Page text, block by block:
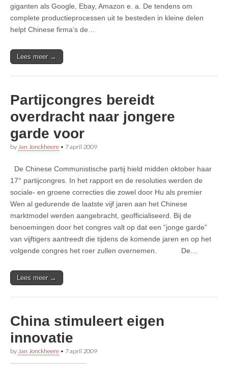
giganten als Google, Ebay, Amazon e. a. De tendens om
complete productieprocessen uit te besteden in kleine delen
helpt Chinese firma’s de…
Lees meer →
Partijcongres bereidt
overdracht naar jongere
garde voor
by Jan Jonckheere • 7 april 2009
De Chinese Communistische partij hield midden oktober haar
17° partijcongres. In het rapport en de resoluties werden de
sociale- en groene correcties die zowel door Hu als premier
Wen al gedurende de laatste vijf jaren aan het Chinese
marktmodel werden aangebracht, geofficialiseerd. Bij de
benoemingen door het congres valt op dat een “jonge garde”
van vijftigers aantreedt die tijdens de komende jaren en op het
volgende congres het roer zullen overnemen. De…
Lees meer →
China stimuleert eigen
innovatie
by Jan Jonckheere • 7 april 2009